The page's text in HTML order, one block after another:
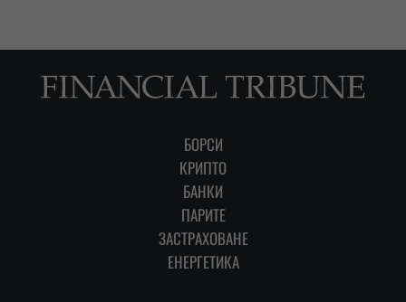
БОРСИ
КРИПТО
БАНКИ
ПАРИТЕ
ЗАСТРАХОВАНЕ
ЕНЕРГЕТИКА